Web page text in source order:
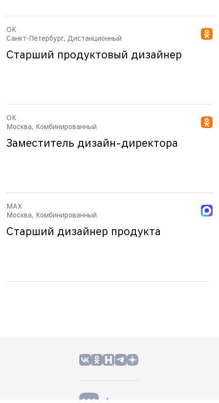
Старший продуктовый дизайнер
ОК
Санкт-Петербург, Дистанционный
Заместитель дизайн-директора
ОК
Москва, Комбинированный
Старший дизайнер продукта
MAX
Москва, Комбинированный